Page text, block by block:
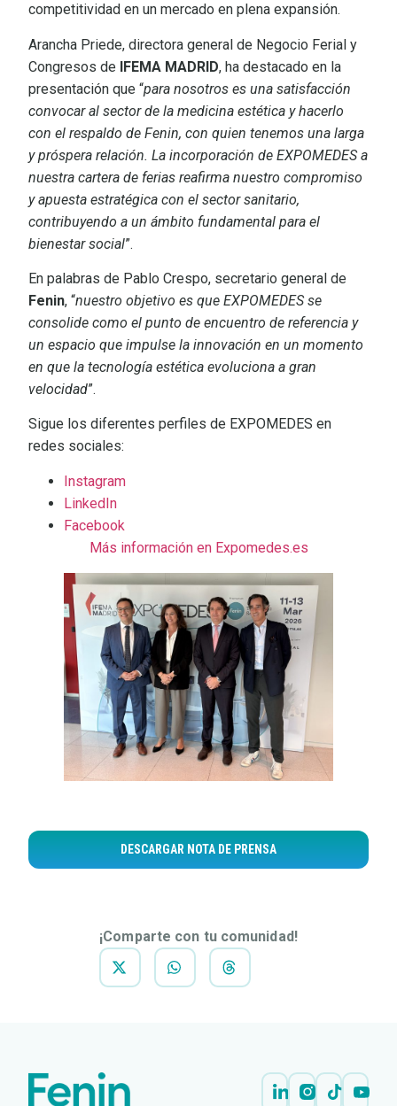
competitividad en un mercado en plena expansión.
Arancha Priede, directora general de Negocio Ferial y
Congresos de IFEMA MADRID, ha destacado en la
presentación que “para nosotros es una satisfacción
convocar al sector de la medicina estética y hacerlo
con el respaldo de Fenin, con quien tenemos una larga
y próspera relación. La incorporación de EXPOMEDES a
nuestra cartera de ferias reafirma nuestro compromiso
y apuesta estratégica con el sector sanitario,
contribuyendo a un ámbito fundamental para el
bienestar social”.
En palabras de Pablo Crespo, secretario general de
Fenin, “nuestro objetivo es que EXPOMEDES se
consolide como el punto de encuentro de referencia y
un espacio que impulse la innovación en un momento
en que la tecnología estética evoluciona a gran
velocidad”.
Sigue los diferentes perfiles de EXPOMEDES en
redes sociales:
Instagram
LinkedIn
Facebook
Más información en Expomedes.es
DESCARGAR NOTA DE PRENSA
¡Comparte con tu comunidad!